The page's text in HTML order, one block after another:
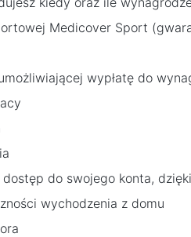
Medicover Sport
wypłatę do
do swojego konta,
wychodzenia z domu